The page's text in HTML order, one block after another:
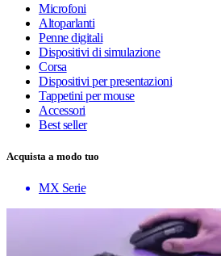
Microfoni
Altoparlanti
Penne digitali
Dispositivi di simulazione
Corsa
Dispositivi per presentazioni
Tappetini per mouse
Accessori
Best seller
Acquista a modo tuo
MX Serie